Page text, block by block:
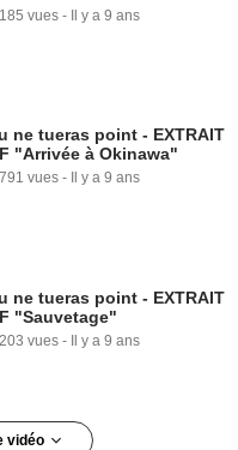
vues - Il y a 9 ans
ne tueras point - EXTRAIT
"Arrivée à Okinawa"
vues - Il y a 9 ans
ne tueras point - EXTRAIT
"Sauvetage"
vues - Il y a 9 ans
vidéo